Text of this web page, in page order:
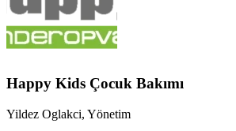
Happy Kids Çocuk Bakımı
Yildez Oglakci, Yönetim